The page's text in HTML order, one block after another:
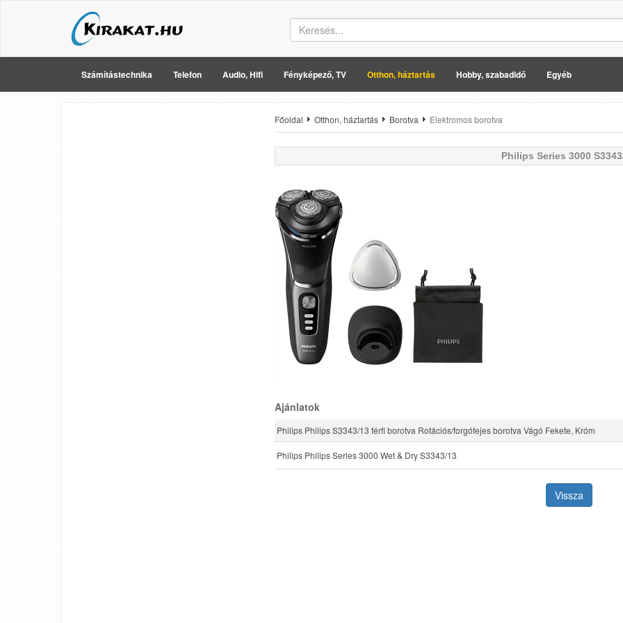
Számítástechnika Telefon Audio, Hifi Fényképező, TV Otthon, háztartás Hobby, szabadidő Egyéb
Főoldal Otthon, háztartás Borotva Elektromos borotva
Philips Series 3000
Ajánlatok
Philips Philips S3343/13 férfi borotva Rotációs/forgófejes borotva Vágó Fekete, Króm
Philips Philips Series 3000 Wet & Dry S3343/13
Vissza